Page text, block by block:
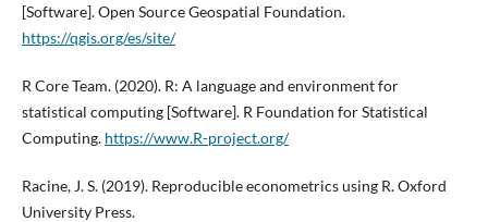
[Software]. Open Source Geospatial Foundation.
https://qgis.org/es/site/
R Core Team. (2020). R: A language and environment for
statistical computing [Software]. R Foundation for Statistical
Computing. https://www.R-project.org/
Racine, J. S. (2019). Reproducible econometrics using R. Oxford
University Press.